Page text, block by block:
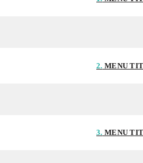
2. MENU
3. MENU